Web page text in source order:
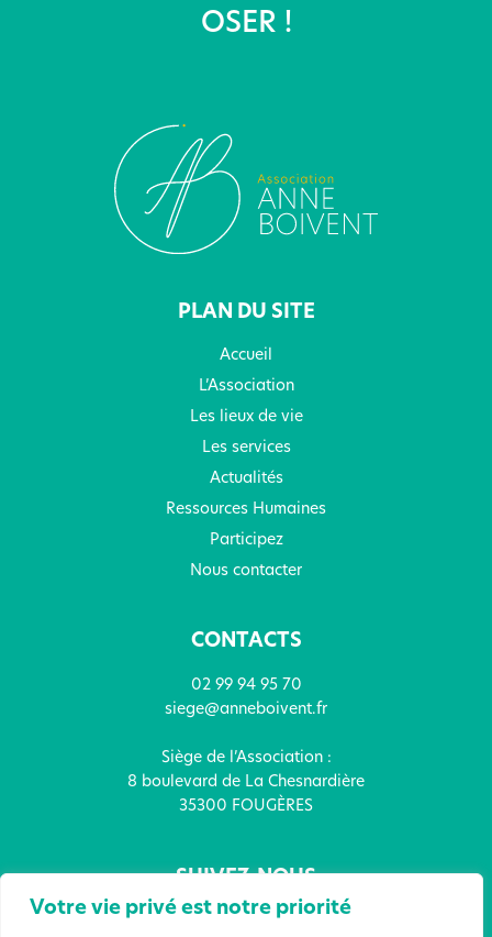
Votre vie privé est notre priorité
OSER !
PLAN DU SITE
Accueil
L’Association
Les lieux de vie
Les services
Actualités
Ressources Humaines
Participez
Nous contacter
CONTACTS
02 99 94 95 70
siege@anneboivent.fr
Siège de l’Association :
8 boulevard de La Chesnardière
35300 FOUGÈRES
SUIVEZ-NOUS